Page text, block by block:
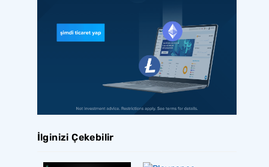
İlginizi Çekebilir